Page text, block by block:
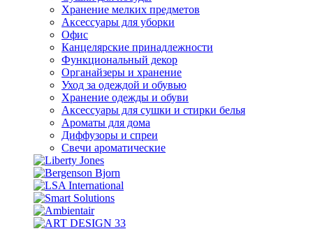
Хранение мелких предметов
Аксессуары для уборки
Офис
Канцелярские принадлежности
Функциональный декор
Органайзеры и хранение
Уход за одеждой и обувью
Хранение одежды и обуви
Аксессуары для сушки и стирки белья
Ароматы для дома
Диффузоры и спреи
Свечи ароматические